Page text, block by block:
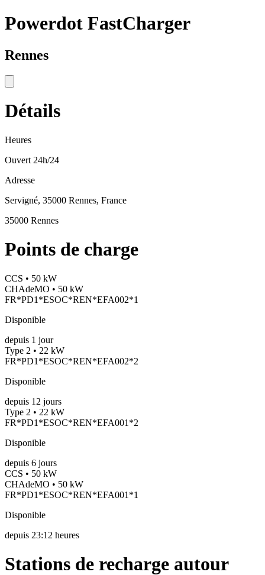
Powerdot FastCharger
Rennes
Détails
Heures
Ouvert 24h/24
Adresse
Servigné, 35000 Rennes, France
35000 Rennes
Points de charge
CCS • 50 kW
CHAdeMO • 50 kW
FR*PD1*ESOC*REN*EFA002*1
Disponible
depuis 1 jour
Type 2 • 22 kW
FR*PD1*ESOC*REN*EFA002*2
Disponible
depuis 12 jours
Type 2 • 22 kW
FR*PD1*ESOC*REN*EFA001*2
Disponible
depuis 6 jours
CCS • 50 kW
CHAdeMO • 50 kW
FR*PD1*ESOC*REN*EFA001*1
Disponible
depuis 23:12 heures
Stations de recharge autour